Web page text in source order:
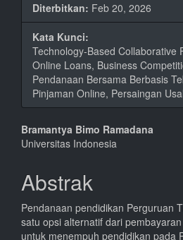
Diterbitkan: Feb 20, 2026
Kata Kunci:
Technology-Based Collaborative
Online Loans, Business
Pendanaan Bersama Berbasis
Pinjaman Online, Persaingan
Isi
Artikel
Utama
Bramantya Bimo Ramadana
Universitas Indonesia
Abstrak
Pendanaan pendidikan Perguruan
satu opsi alternatif dari
untuk menempuh pendidikan pada